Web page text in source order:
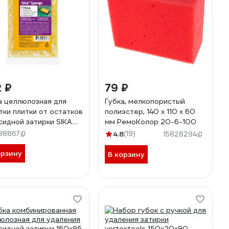
₽
целлюлозная для
плитки от остатков
затирки SIKA
777203
79 ₽
Губка, мелкопористый
полиэстер, 140 x 110 x 60
мм РемоКолор 20-6-100
4.8(19) 15828294
В корзину